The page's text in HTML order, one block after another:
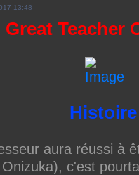
13:48
Great Teacher
Histoire
aura réussi à
c'est